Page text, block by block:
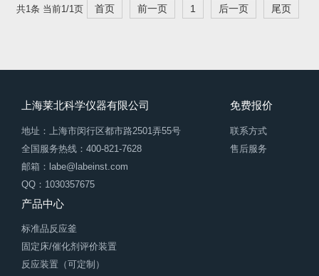
共1条 当前1/1页 首页 前一页 1 后一页 尾页
上海莱北科学仪器有限公司
地址：上海市闵行区都市路2501弄55号
全国服务热线：400-821-7628
邮箱：labe@labeinst.com
QQ：1030357675
免费报价
联系方式
售后服务
产品中心
标准品反应釜
固定床/催化剂评价装置
反应装置（可定制）